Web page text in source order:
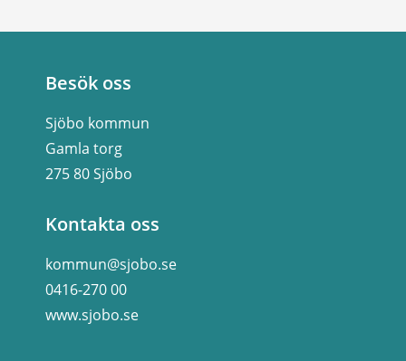
Besök oss
Sjöbo kommun
Gamla torg
275 80 Sjöbo
Kontakta oss
kommun@sjobo.se
0416-270 00
www.sjobo.se